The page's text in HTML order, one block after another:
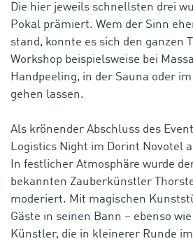
Die hier jeweils schnellsten drei
Pokal prämiert. Wem der Sinn
stand, konnte es sich den ganzen
Workshop beispielsweise bei
Handpeeling, in der Sauna oder
gehen lassen.
Als krönender Abschluss des
Logistics Night im Dorint Novotel
In festlicher Atmosphäre wurde
bekannten Zauberkünstler
moderiert. Mit magischen
Gäste in seinen Bann – ebenso
Künstler, die in kleinerer Runde